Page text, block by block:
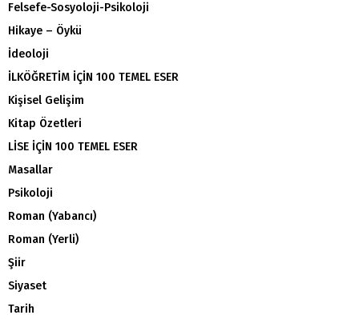
Felsefe-Sosyoloji-Psikoloji
Hikaye – Öykü
İdeoloji
İLKÖĞRETİM İÇİN 100 TEMEL ESER
Kişisel Gelişim
Kitap Özetleri
LİSE İÇİN 100 TEMEL ESER
Masallar
Psikoloji
Roman (Yabancı)
Roman (Yerli)
Şiir
Siyaset
Tarih